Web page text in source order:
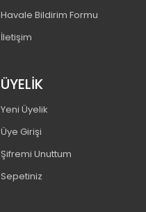
Havale Bildirim Formu
İletişim
ÜYELİK
Yeni Üyelik
Üye Girişi
Şifremi Unuttum
Sepetiniz